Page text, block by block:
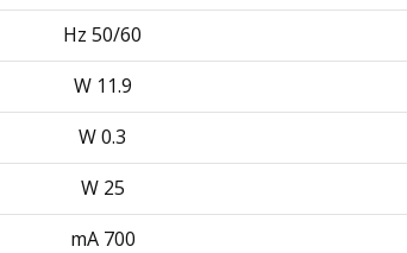
50/60 Hz
11.9 W
0.3 W
25 W
700 mA